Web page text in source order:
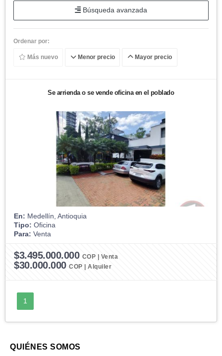
Búsqueda avanzada
Ordenar por:
Más nuevo Menor precio Mayor precio
Se arrienda o se vende oficina en el poblado
En: Medellín, Antioquia
Tipo: Oficina
Para: Venta
$3.495.000.000 COP | Venta
$30.000.000 COP | Alquiler
1
QUIÉNES SOMOS